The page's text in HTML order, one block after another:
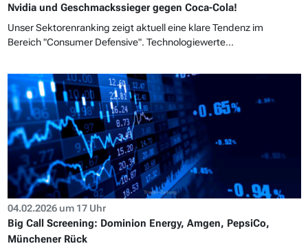
Nvidia und Geschmackssieger gegen Coca-Cola!
Unser Sektorenranking zeigt aktuell eine klare Tendenz im
Bereich "Consumer Defensive". Technologiewerte...
04.02.2026 um 17 Uhr
Big Call Screening: Dominion Energy, Amgen, PepsiCo,
Münchener Rück